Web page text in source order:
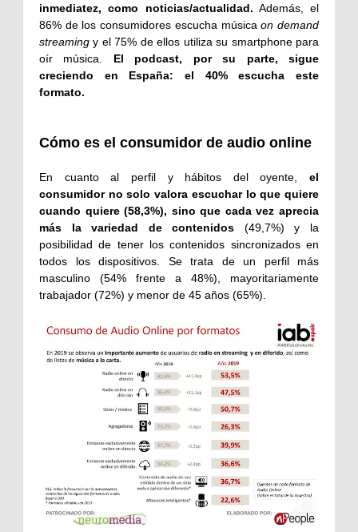
inmediatez, como noticias/actualidad. Además, el
86% de los consumidores escucha músicaon demand
streaming y el 75% de ellos utiliza su smartphone para
oír música. El podcast, por su parte, sigue
creciendo en España: el 40% escucha este
formato.
Cómo es el consumidor de audio online
En cuanto al perfil y hábitos del oyente, el
consumidor no solo valora escuchar lo que quiere
cuando quiere (58,3%), sino que cada vez aprecia
más la variedad de contenidos (49,7%) y la
posibilidad de tener los contenidos sincronizados en
todos los dispositivos. Se trata de un perfil más
masculino (54% frente a 48%), mayoritariamente
trabajador (72%) y menor de 45 años (65%).